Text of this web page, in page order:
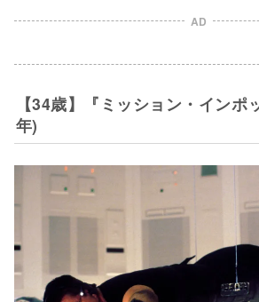
AD
【34歳】『ミッション・インポ
年)